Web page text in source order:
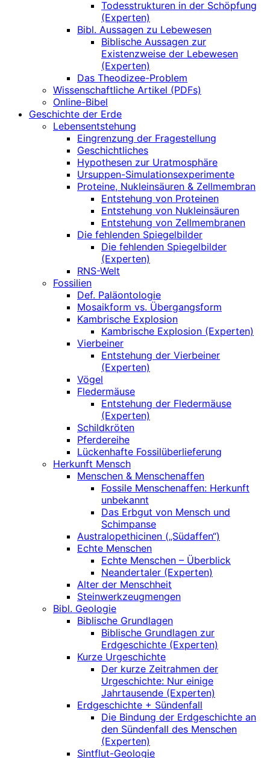
Todesstrukturen in der Schöpfung
(Experten)
Bibl. Aussagen zu Lebewesen
Biblische Aussagen zur
Existenzweise der Lebewesen
(Experten)
Das Theodizee-Problem
Wissenschaftliche Artikel (PDFs)
Online-Bibel
Geschichte der Erde
Lebensentstehung
Eingrenzung der Fragestellung
Geschichtliches
Hypothesen zur Uratmosphäre
Ursuppen-Simulationsexperimente
Proteine, Nukleinsäuren & Zellmembran
Entstehung von Proteinen
Entstehung von Nukleinsäuren
Entstehung von Zellmembranen
Die fehlenden Spiegelbilder
Die fehlenden Spiegelbilder
(Experten)
RNS-Welt
Fossilien
Def. Paläontologie
Mosaikform vs. Übergangsform
Kambrische Explosion
Kambrische Explosion (Experten)
Vierbeiner
Entstehung der Vierbeiner
(Experten)
Vögel
Fledermäuse
Entstehung der Fledermäuse
(Experten)
Schildkröten
Pferdereihe
Lückenhafte Fossilüberlieferung
Herkunft Mensch
Menschen & Menschenaffen
Fossile Menschenaffen: Herkunft
unbekannt
Das Erbgut von Mensch und
Schimpanse
Australopethicinen („Südaffen“)
Echte Menschen
Echte Menschen – Überblick
Neandertaler (Experten)
Alter der Menschheit
Steinwerkzeugmengen
Bibl. Geologie
Biblische Grundlagen
Biblische Grundlagen zur
Erdgeschichte (Experten)
Kurze Urgeschichte
Der kurze Zeitrahmen der
Urgeschichte: Nur einige
Jahrtausende (Experten)
Erdgeschichte + Sündenfall
Die Bindung der Erdgeschichte an
den Sündenfall des Menschen
(Experten)
Sintflut-Geologie